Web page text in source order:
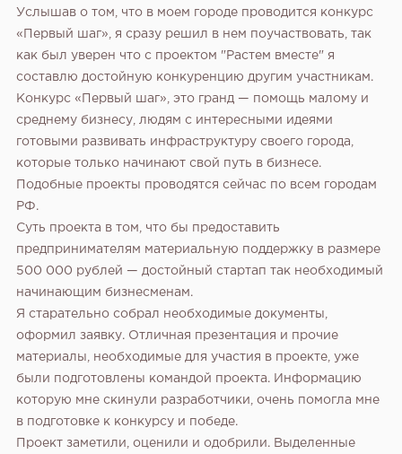
Услышав о том, что в моем городе проводится конкурс
«Первый шаг», я сразу решил в нем поучаствовать, так
как был уверен что с проектом "Растем вместе" я
составлю достойную конкуренцию другим участникам.
Конкурс «Первый шаг», это гранд — помощь малому и
среднему бизнесу, людям с интересными идеями
готовыми развивать инфраструктуру своего города,
которые только начинают свой путь в бизнесе.
Подобные проекты проводятся сейчас по всем городам
РФ.
Суть проекта в том, что бы предоставить
предпринимателям материальную поддержку в размере
500 000 рублей — достойный стартап так необходимый
начинающим бизнесменам.
Я старательно собрал необходимые документы,
оформил заявку. Отличная презентация и прочие
материалы, необходимые для участия в проекте, уже
были подготовлены командой проекта. Информацию
которую мне скинули разработчики, очень помогла мне
в подготовке к конкурсу и победе.
Проект заметили, оценили и одобрили. Выделенные